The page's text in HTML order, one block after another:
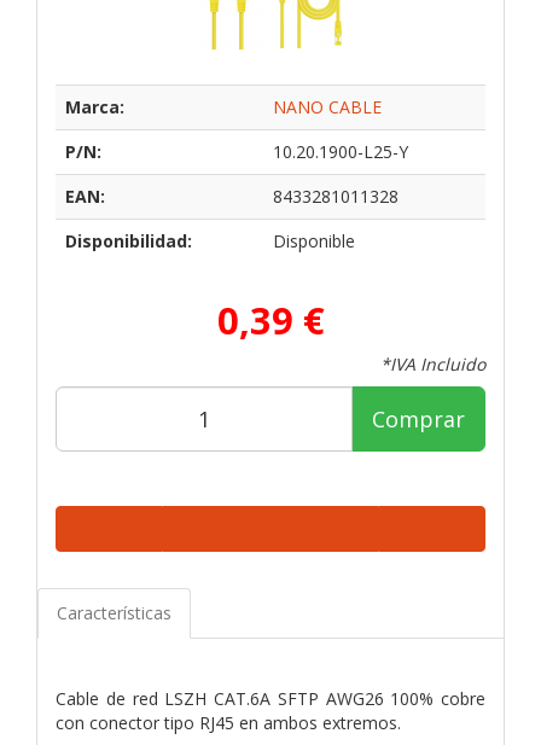
Marca:
NANO CABLE
P/N:
10.20.1900-L25-Y
EAN:
8433281011328
Disponibilidad:
Disponible
0,39 €
*IVA Incluido
Comprar
Características
Cable de red LSZH CAT.6A SFTP AWG26 100% cobre
con conector tipo RJ45 en ambos extremos.